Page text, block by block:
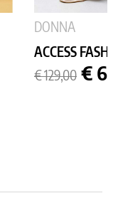
DONNA
ACCESS
Prezzo
base
€ 129,00 €